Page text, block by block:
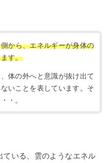
から、エネルギーが身体の
す。
体の外へと意識が抜け出て
いことを表しています。そ
・。
いる、雲のようなエネル